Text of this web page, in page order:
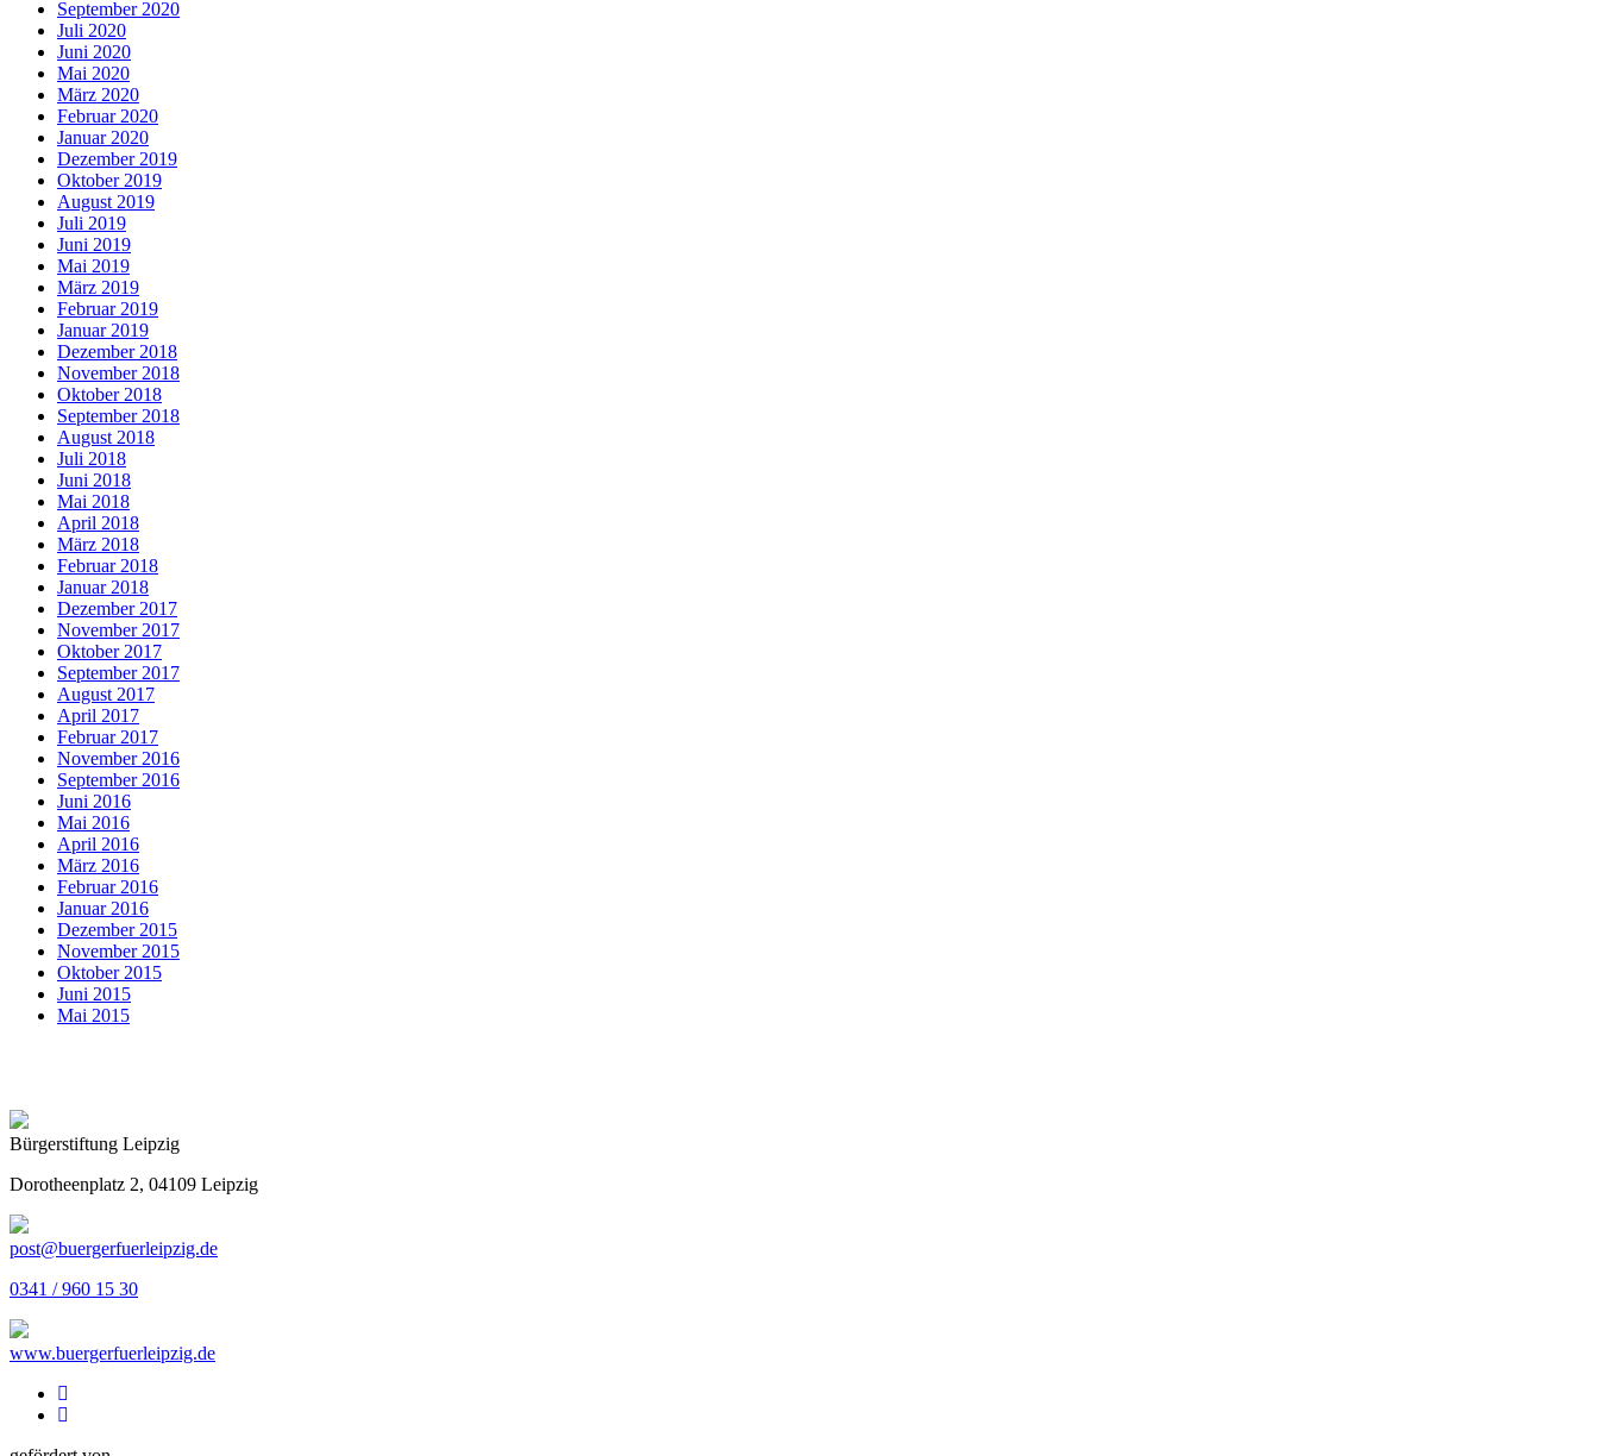
September 2020
Juli 2020
Juni 2020
Mai 2020
März 2020
Februar 2020
Januar 2020
Dezember 2019
Oktober 2019
August 2019
Juli 2019
Juni 2019
Mai 2019
März 2019
Februar 2019
Januar 2019
Dezember 2018
November 2018
Oktober 2018
September 2018
August 2018
Juli 2018
Juni 2018
Mai 2018
April 2018
März 2018
Februar 2018
Januar 2018
Dezember 2017
November 2017
Oktober 2017
September 2017
August 2017
April 2017
Februar 2017
November 2016
September 2016
Juni 2016
Mai 2016
April 2016
März 2016
Februar 2016
Januar 2016
Dezember 2015
November 2015
Oktober 2015
Juni 2015
Mai 2015
Bürgerstiftung Leipzig
Dorotheenplatz 2, 04109 Leipzig
post@buergerfuerleipzig.de
0341 / 960 15 30
www.buergerfuerleipzig.de